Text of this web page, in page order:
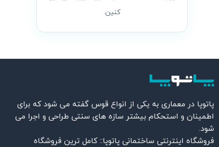
کنین.
پاتوپا در معماری به یکی از انواع قوس گفته می شود که برای
اطمینان و استحکام بیشتر سازه های سنتی طراحی و اجرا می
شود.
فروشگاه اینترنتی ساختمانی پاتوپا:: کامل ترین فروشگاه